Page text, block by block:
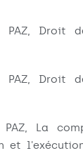
PAZ, Droit
PAZ, Droit
PAZ, La
et